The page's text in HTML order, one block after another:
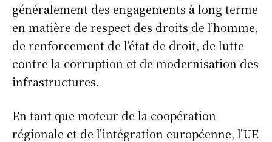
généralement des engagements à long terme
en matière de respect des droits de l’homme,
de renforcement de l’état de droit, de lutte
contre la corruption et de modernisation des
infrastructures.
En tant que moteur de la coopération
régionale et de l’intégration européenne, l’UE